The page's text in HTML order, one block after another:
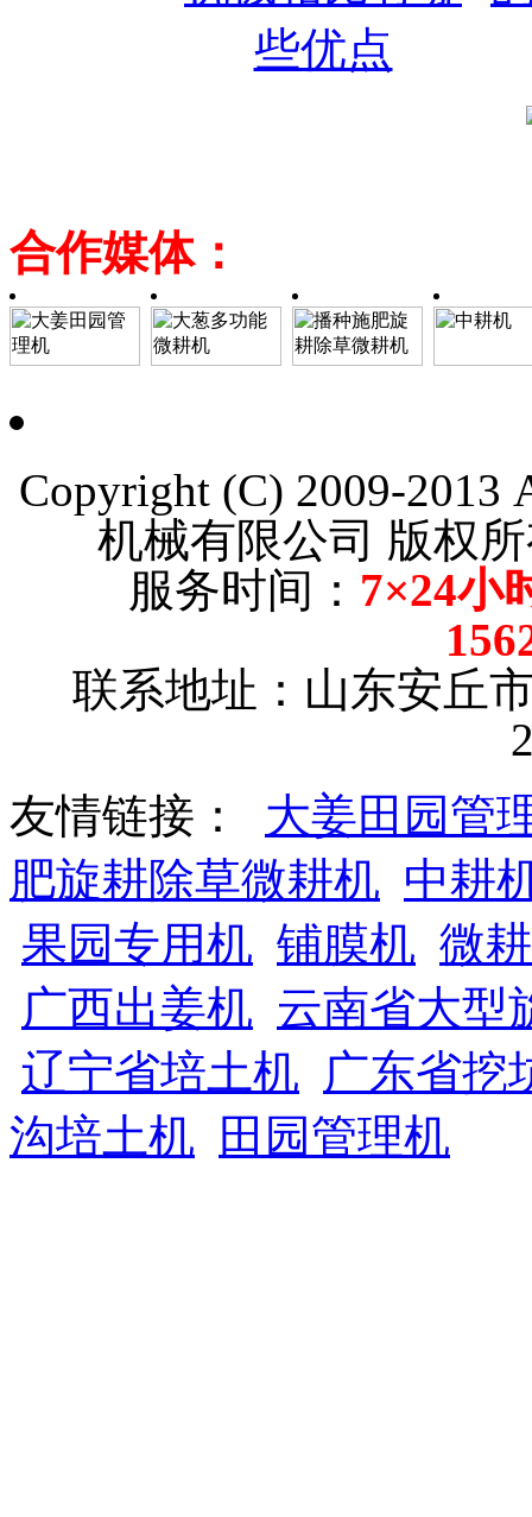
合作媒体：
Copyright (C) 2009-2013
机械有限公司 版权
服务时间： 7×24小
联系地址：山东安丘
友情链接：
大姜田园管
肥旋耕除草微耕机 中耕
果园专用机 铺膜机 微
广西出姜机 云南省大型
辽宁省培土机 广东省挖
沟培土机
田园管理机